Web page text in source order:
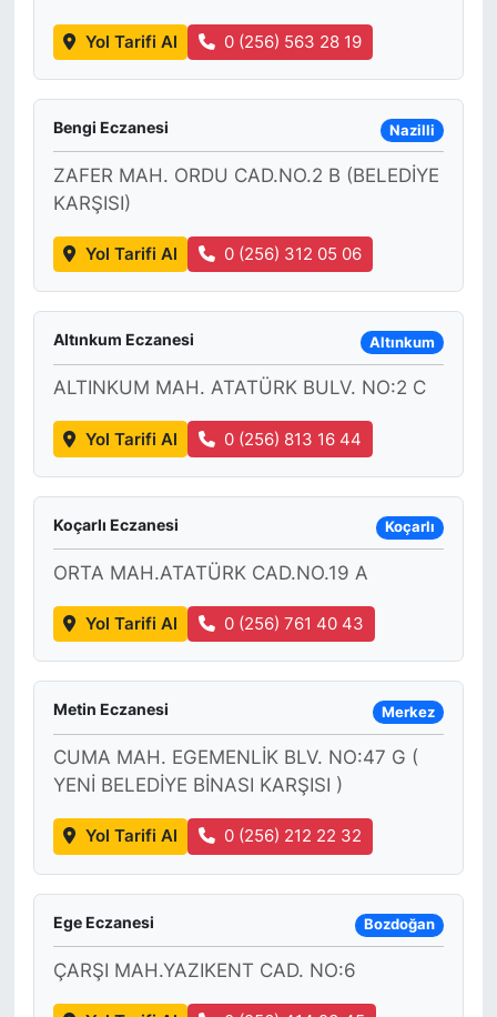
Yol Tarifi Al 0 (256) 563 28 19
Bengi Eczanesi Nazilli
ZAFER MAH. ORDU CAD.NO.2 B (BELEDİYE
KARŞISI)
Yol Tarifi Al 0 (256) 312 05 06
Altınkum Eczanesi Altınkum
ALTINKUM MAH. ATATÜRK BULV. NO:2 C
Yol Tarifi Al 0 (256) 813 16 44
Koçarlı Eczanesi Koçarlı
ORTA MAH.ATATÜRK CAD.NO.19 A
Yol Tarifi Al 0 (256) 761 40 43
Metin Eczanesi Merkez
CUMA MAH. EGEMENLİK BLV. NO:47 G (
YENİ BELEDİYE BİNASI KARŞISI )
Yol Tarifi Al 0 (256) 212 22 32
Ege Eczanesi Bozdoğan
ÇARŞI MAH.YAZIKENT CAD. NO:6